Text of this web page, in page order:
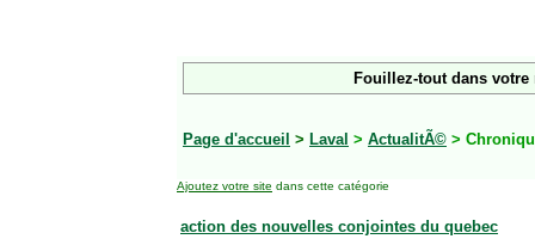
Fouillez-tout dans votre
Page d'accueil > Laval > ActualitÃ© >
Ajoutez votre site dans cette catégorie
action des nouvelles conjointes du quebec